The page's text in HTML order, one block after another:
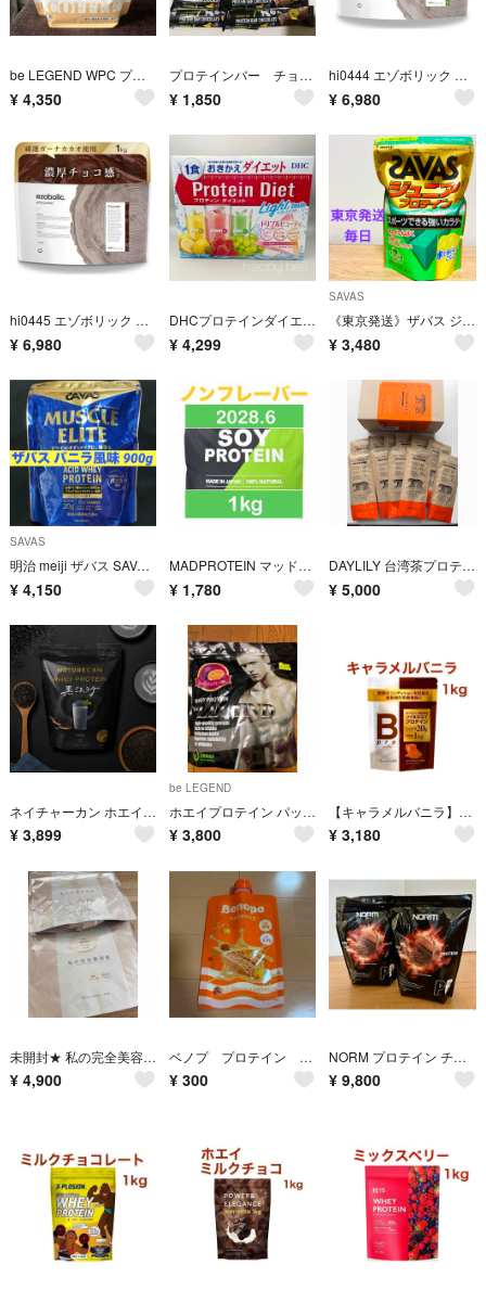
be LEGEND WPC プロテイン 白バラコーヒー 600g
¥ 4,350
プロテインバー チョコバナナ味20本
¥ 1,850
hi0444 エゾボリック ホエイ プロテイン 1kg 宇治抹茶味
¥ 6,980
hi0445 エゾボリック ホエイ プロテイン 1kg チョコレート味
¥ 6,980
DHCプロテインダイエット ライトテイスト 1箱15袋
¥ 4,299
SAVAS
《東京発送》ザバス ジュニアプロテイン マスカット風味 700g
¥ 3,480
SAVAS
明治 meiji ザバス SAVAS マッスルエリート バニラ風味 900g
¥ 4,150
MADPROTEIN マッドプロテイン ソイプロテイン ノンフレーバー 1kg
¥ 1,780
DAYLILY 台湾茶プロテイン 鉄観音茶
¥ 5,000
ネイチャーカン ホエイプロテイン 黒ゴマラテ
¥ 3,899
be LEGEND
ホエイプロテイン パッションフルーツ風味 700g
¥ 3,800
【キャラメルバニラ】チョコザップ Bpro プロテイン 1kg ホエイ ソイ
¥ 3,180
未開封★ 私の完全美容食 黒糖プレーン味 国産大豆プロテイン 280g×2パック
¥ 4,900
ベノプ プロテイン 新品 パウチ パウチタイプ
¥ 300
NORM プロテイン チョコレート 1750g×2袋
¥ 9,800